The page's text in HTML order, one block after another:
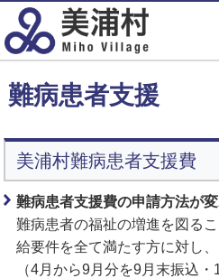
難病患者支援
美浦村難病患者支援費
難病患者支援費の申請方法が変
難病患者の福祉の増進を図る
給要件を全て満たす方に対し
（4月から9月分を9月末振込